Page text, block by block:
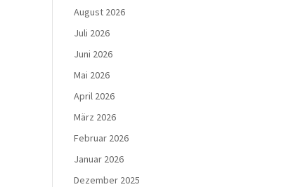
August 2026
Juli 2026
Juni 2026
Mai 2026
April 2026
März 2026
Februar 2026
Januar 2026
Dezember 2025